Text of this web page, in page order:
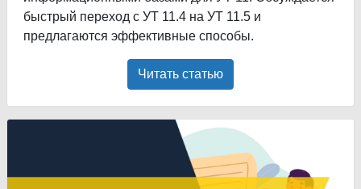
быстрый переход с УТ 11.4 на УТ 11.5 и
предлагаются эффективные способы.
Читать статью